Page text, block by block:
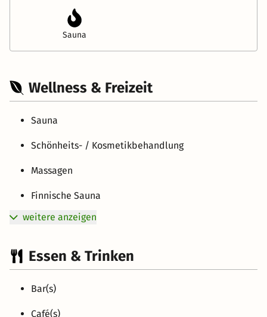
Sauna
Wellness & Freizeit
Sauna
Schönheits- / Kosmetikbehandlung
Massagen
Finnische Sauna
weitere anzeigen
Essen & Trinken
Bar(s)
Café(s)